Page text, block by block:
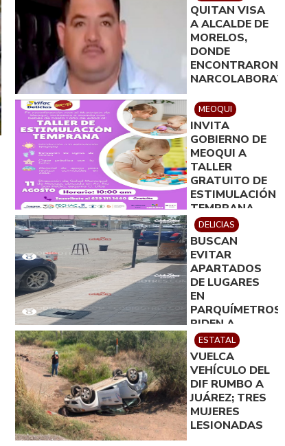
QUITAN VISA
A ALCALDE DE
MORELOS,
DONDE
ENCONTRARON
MEOQUI
INVITA
GOBIERNO DE
MEOQUI A
TALLER
GRATUITO DE
ESTIMULACIÓN
TEMPRANA
PARA MAMÁS
CON BEBÉS
DELICIAS
BUSCAN
EVITAR
APARTADOS
DE LUGARES
EN
PARQUÍMETROS;
PIDEN A
CIUDADANOS
REPORTAR
ESTA
PRÁCTICA
ESTATAL
VUELCA
VEHÍCULO DEL
DIF RUMBO A
JUÁREZ; TRES
MUJERES
LESIONADAS